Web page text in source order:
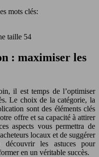
mots clés:
taille 54
: maximiser les
il est temps de l’optimiser
Le choix de la catégorie, la
sont des éléments clés
offre et sa capacité à attirer
aspects vous permettra de
locaux et de suggérer
les astuces pour
en un véritable succès.